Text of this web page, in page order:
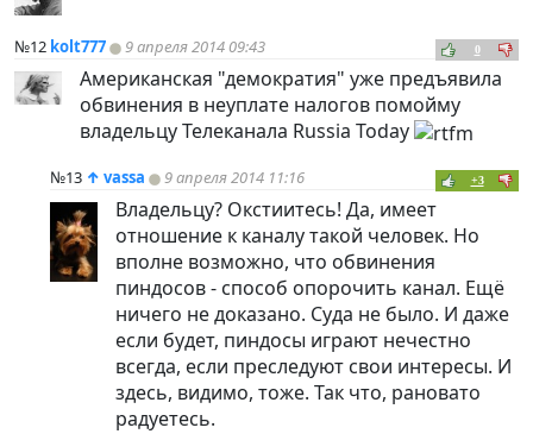
№12 kolt777 9 апреля 2014 09:43 0
Американская "демократия" уже предъявила
обвинения в неуплате налогов помойму
владельцу Телеканала Russia Today
№13 ↑ vassa 9 апреля 2014 11:16 +3
Владельцу? Окстиитесь! Да, имеет
отношение к каналу такой человек. Но
вполне возможно, что обвинения
пиндосов - способ опорочить канал. Ещё
ничего не доказано. Суда не было. И даже
если будет, пиндосы играют нечестно
всегда, если преследуют свои интересы. И
здесь, видимо, тоже. Так что, рановато
радуетесь.